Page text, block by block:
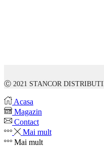
Ⓒ 2021 STANCOR
Acasa
Magazin
Contact
Mai mult
Mai mult